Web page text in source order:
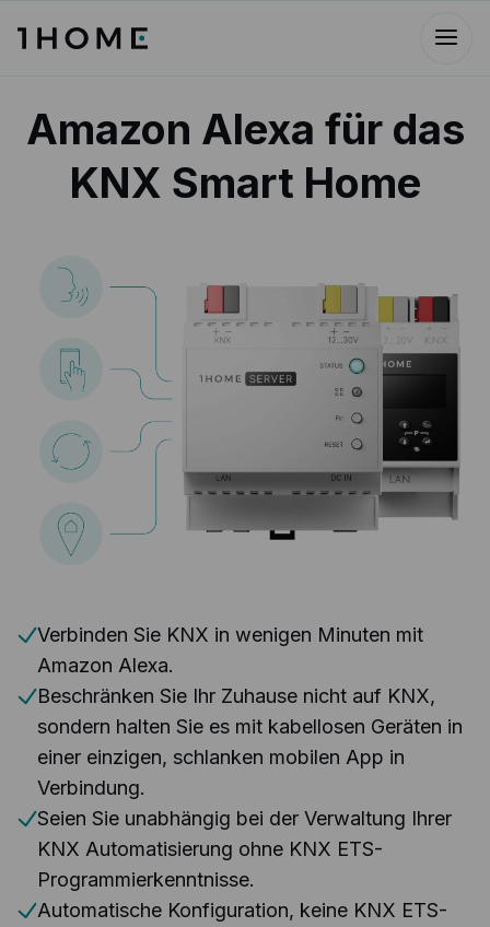
Amazon Alexa für das
KNX Smart Home
Verbinden Sie KNX in wenigen Minuten mit
Amazon Alexa.
Beschränken Sie Ihr Zuhause nicht auf KNX,
sondern halten Sie es mit kabellosen Geräten in
einer einzigen, schlanken mobilen App in
Verbindung.
Seien Sie unabhängig bei der Verwaltung Ihrer
KNX Automatisierung ohne KNX ETS-
Programmierkenntnisse.
Automatische Konfiguration, keine KNX ETS-